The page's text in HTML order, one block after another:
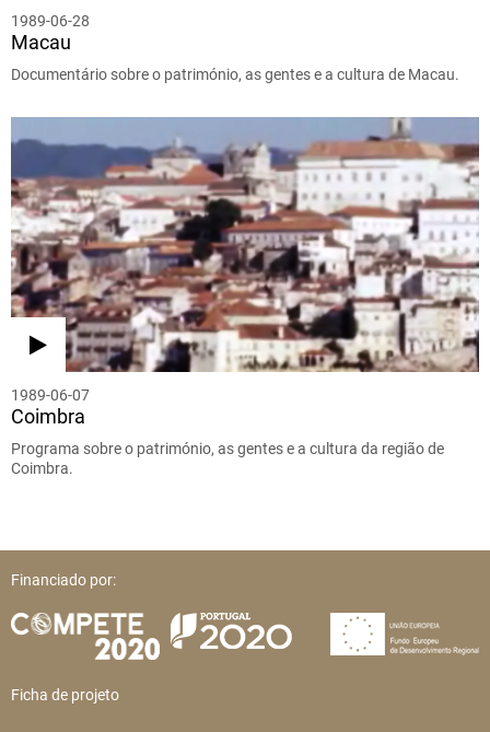
1989-06-28
Macau
Documentário sobre o património, as gentes e a cultura de Macau.
1989-06-07
Coimbra
Programa sobre o património, as gentes e a cultura da região de
Coimbra.
Financiado por:
Ficha de projeto